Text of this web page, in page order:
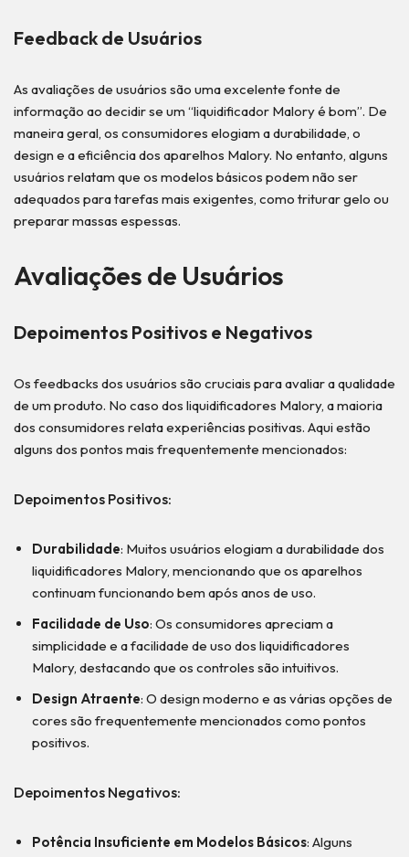
Feedback de Usuários
As avaliações de usuários são uma excelente fonte de
informação ao decidir se um “liquidificador Malory é bom”. De
maneira geral, os consumidores elogiam a durabilidade, o
design e a eficiência dos aparelhos Malory. No entanto, alguns
usuários relatam que os modelos básicos podem não ser
adequados para tarefas mais exigentes, como triturar gelo ou
preparar massas espessas.
Avaliações de Usuários
Depoimentos Positivos e Negativos
Os feedbacks dos usuários são cruciais para avaliar a qualidade
de um produto. No caso dos liquidificadores Malory, a maioria
dos consumidores relata experiências positivas. Aqui estão
alguns dos pontos mais frequentemente mencionados:
Depoimentos Positivos:
Durabilidade: Muitos usuários elogiam a durabilidade dos
liquidificadores Malory, mencionando que os aparelhos
continuam funcionando bem após anos de uso.
Facilidade de Uso: Os consumidores apreciam a
simplicidade e a facilidade de uso dos liquidificadores
Malory, destacando que os controles são intuitivos.
Design Atraente: O design moderno e as várias opções de
cores são frequentemente mencionados como pontos
positivos.
Depoimentos Negativos:
Potência Insuficiente em Modelos Básicos: Alguns